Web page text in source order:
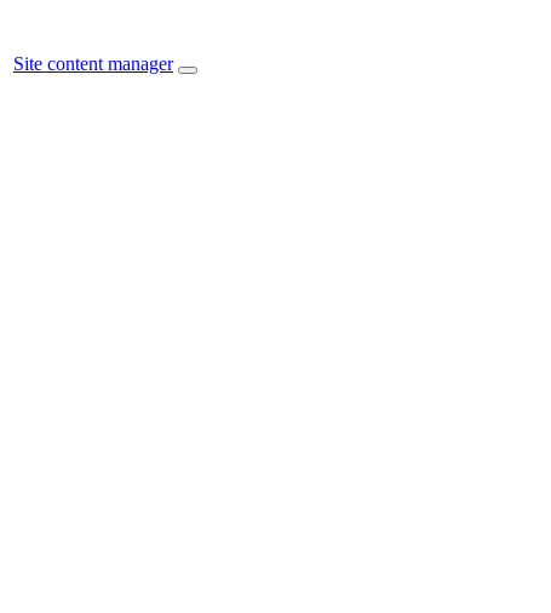
Site content manager